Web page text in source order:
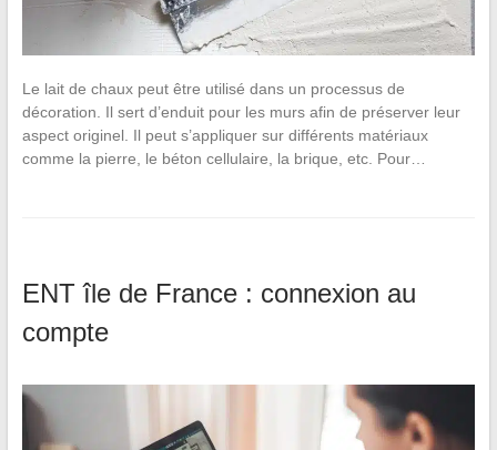
Le lait de chaux peut être utilisé dans un processus de
décoration. Il sert d’enduit pour les murs afin de préserver leur
aspect originel. Il peut s’appliquer sur différents matériaux
comme la pierre, le béton cellulaire, la brique, etc. Pour…
ENT île de France : connexion au
compte